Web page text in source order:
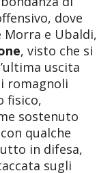
dove
e Ubaldi,
, visto che si
uscita
romagnoli
fisico,
sostenuto
qualche
in difesa,
sugli